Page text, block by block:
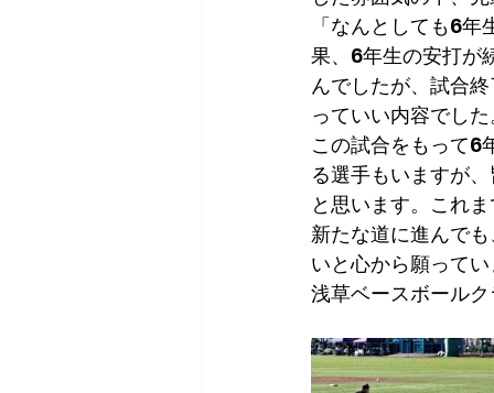
「なんとしても6
果、6年生の安打が
んでしたが、試合
っていい内容でし
この試合をもって6
る選手もいますが
と思います。これ
新たな道に進んで
いと心から願って
浅草ベースボール